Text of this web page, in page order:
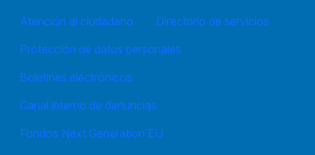
Atención al ciudadano
Directorio de servicios
Protección de datos personales
Boletines electrónicos
Canal interno de denuncias
Fondos Next Generation EU